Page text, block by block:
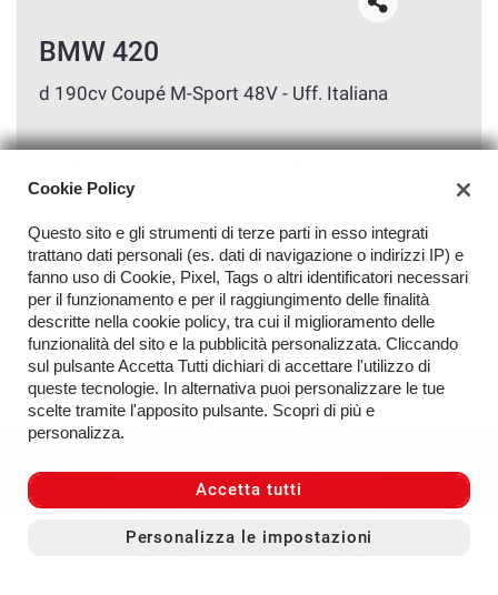
BMW 420
d 190cv Coupé M-Sport 48V - Uff. Italiana
SCHEDA
VEICOLO
RICHIEDI INFO
Iscriviti alla newsletter
ricevere aggiornamenti sulle nostre novità.
Cookie Policy
Questo sito e gli strumenti di terze parti in esso integrati
trattano dati personali (es. dati di navigazione o indirizzi IP) e
fanno uso di Cookie, Pixel, Tags o altri identificatori necessari
per il funzionamento e per il raggiungimento delle finalità
descritte nella cookie policy, tra cui il miglioramento delle
funzionalità del sito e la pubblicità personalizzata. Cliccando
sul pulsante Accetta Tutti dichiari di accettare l'utilizzo di
queste tecnologie. In alternativa puoi personalizzare le tue
scelte tramite l'apposito pulsante. Scopri di più e
personalizza.
Accetta tutti
Personalizza le impostazioni